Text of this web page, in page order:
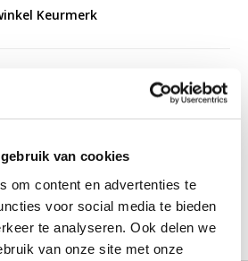
van cookies
om content en advertenties te
voor social media te bieden
te analyseren. Ook delen we
van onze site met onze
Keurmerk
uit 3000+ reviews
goed verpakt.””